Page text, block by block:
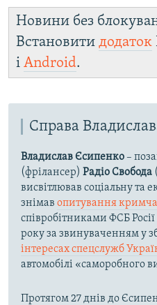
Новини без
Встановити додаток
і Android.
Справа
Владислав Єсипенко–
(фрілансер) Радіо Свобода
висвітлював соціальну та
знімав опитування
співробітниками ФСБ
року за звинуваченням у
інтересах спецслужб
автомобілі «саморобного
Протягом 27 днів до